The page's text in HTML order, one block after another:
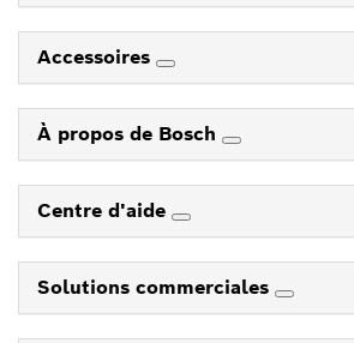
Accessoires
À propos de Bosch
Centre d'aide
Solutions commerciales